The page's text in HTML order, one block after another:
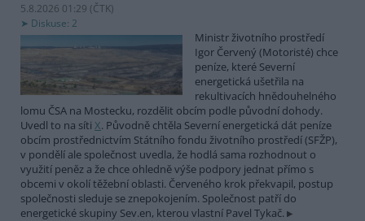
5.8.2026 01:29 (ČTK)
Diskuse: 2
Ministr životního prostředí
Igor Červený (Motoristé) chce
peníze, které Severní
energetická ušetřila na
rekultivacích hnědouhelného
lomu ČSA na Mostecku, rozdělit obcím podle původní dohody.
Uvedl to na síti X. Původně chtěla Severní energetická dát peníze
obcím prostřednictvím Státního fondu životního prostředí (SFŽP),
v pondělí ale společnost uvedla, že hodlá sama rozhodnout o
využití peněz a že chce ohledně výše podpory jednat přímo s
obcemi v okolí těžební oblasti. Červeného krok překvapil, postup
společnosti sleduje se znepokojením. Společnost patří do
energetické skupiny Sev.en, kterou vlastní Pavel Tykač.